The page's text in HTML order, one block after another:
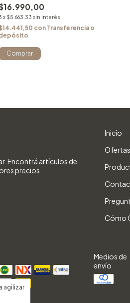
agilizar
x $5.663,33 sin interés
con Transferencia o
Comprar
Encontrá artículos de
precios.
Inicio
Ofertas
Cómo
Medios de
envío